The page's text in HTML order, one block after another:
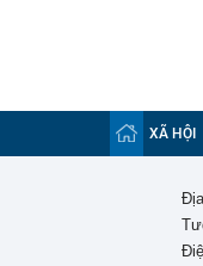
XÃ HỘI